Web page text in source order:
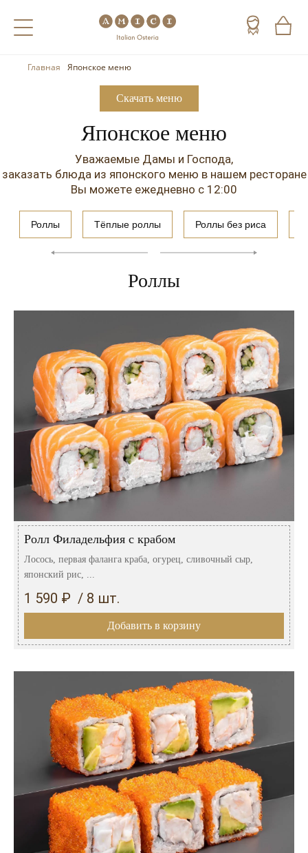
Назад
Холодные напитки
Чай
Кофе
Назад
Шампанское
Игристое вино
Портвейн
Херес
Красные вина
Белые вина
Розовые вина
Итальянские вина
Французские вина
Испанские вина
Назад
Виски
Коньяк
Арманьяк
Текила
Мескаль
Кальвадос
Ром
Водка
Саке
Пиво
Главная Японское меню
Скачать меню
Японское меню
Уважаемые Дамы и Господа,
заказать блюда из японского меню в нашем ресторане
Вы можете ежедневно с 12:00
Роллы Тёплые роллы Роллы без риса
Роллы
Ролл Филадельфия с крабом
Лосось, первая фаланга краба, огурец, сливочный сыр,
японский рис, ...
1 590 ₽ / 8 шт.
Добавить в корзину